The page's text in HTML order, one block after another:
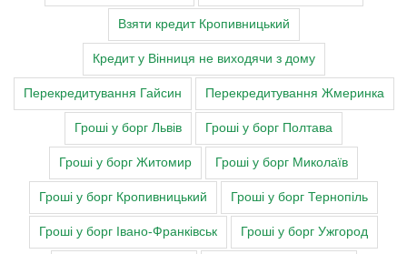
Взяти кредит Кропивницький
Кредит у Вінниця не виходячи з дому
Перекредитування Гайсин Перекредитування Жмеринка
Гроші у борг Львів Гроші у борг Полтава
Гроші у борг Житомир Гроші у борг Миколаїв
Гроші у борг Кропивницький Гроші у борг Тернопіль
Гроші у борг Івано-Франківськ Гроші у борг Ужгород